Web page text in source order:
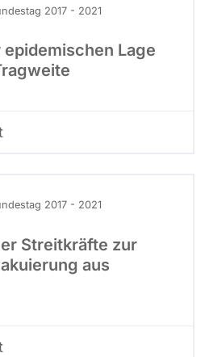
2017 - 2021
Lage
2017 - 2021
Streitkräfte zur
aus